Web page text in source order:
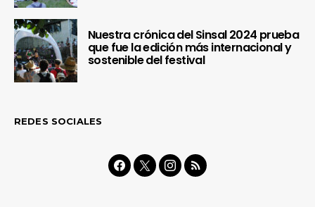
Nuestra crónica del Sinsal 2024 prueba
que fue la edición más internacional y
sostenible del festival
REDES SOCIALES